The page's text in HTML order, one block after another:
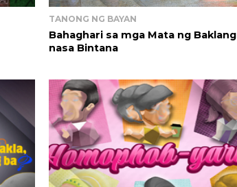
TANONG NG BAYAN
Bahaghari sa mga Mata ng Baklang
nasa Bintana